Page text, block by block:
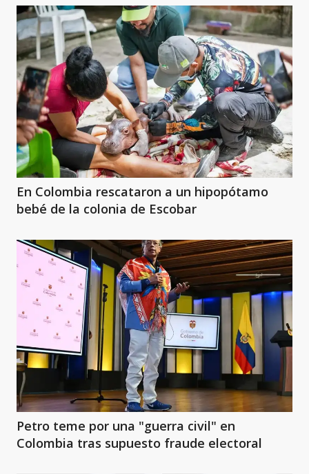
En Colombia rescataron a un hipopótamo
bebé de la colonia de Escobar
Petro teme por una "guerra civil" en
Colombia tras supuesto fraude electoral